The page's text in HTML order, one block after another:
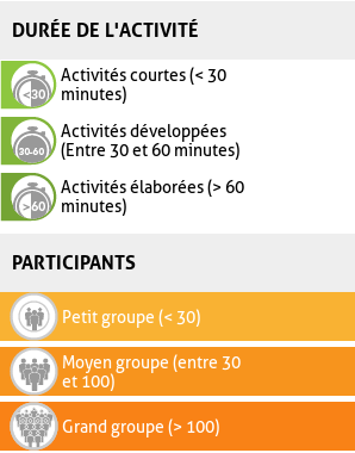
DURÉE DE L'ACTIVITÉ
Activités courtes (< 30
minutes)
Activités développées
(Entre 30 et 60 minutes)
Activités élaborées (> 60
minutes)
PARTICIPANTS
Petit groupe (< 30)
Moyen groupe (entre 30
et 100)
Grand groupe (> 100)